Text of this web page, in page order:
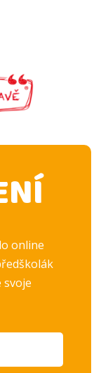
online
svoje